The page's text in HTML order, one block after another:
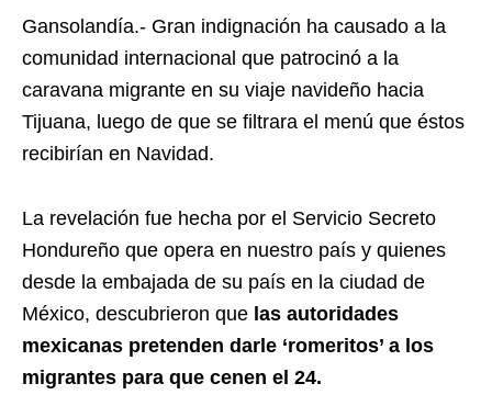
Gansolandía.- Gran indignación ha causado a la
comunidad internacional que patrocinó a la
caravana migrante en su viaje navideño hacia
Tijuana, luego de que se filtrara el menú que éstos
recibirían en Navidad.
La revelación fue hecha por el Servicio Secreto
Hondureño que opera en nuestro país y quienes
desde la embajada de su país en la ciudad de
México, descubrieron que las autoridades
mexicanas pretenden darle ‘romeritos’ a los
migrantes para que cenen el 24.